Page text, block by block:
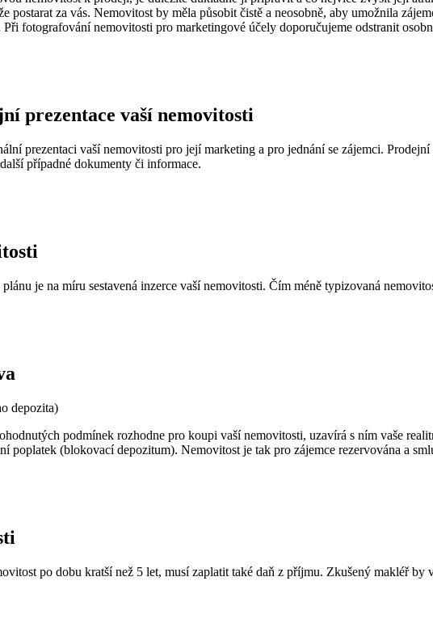
postarat za vás. Nemovitost by měla působit čistě a neosobně, aby umožnila
fotografování nemovitosti pro marketingové účely doporučujeme odstranit
prezentace vaší nemovitosti
prezentaci vaší nemovitosti pro její marketing a pro jednání se zájemci.
případné dokumenty či informace.
je na míru sestavená inzerce vaší nemovitosti. Čím méně typizovaná
depozita)
podmínek rozhodne pro koupi vaší nemovitosti, uzavírá s ním vaše
poplatek (blokovací depozitum). Nemovitost je tak pro zájemce rezervována a
po dobu kratší než 5 let, musí zaplatit také daň z příjmu. Zkušený makléř